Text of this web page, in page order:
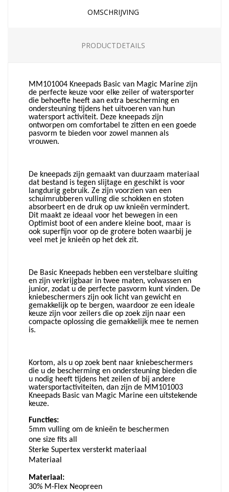
OMSCHRIJVING
PRODUCTDETAILS
MM101004 Kneepads Basic van Magic Marine zijn
de perfecte keuze voor elke zeiler of watersporter
die behoefte heeft aan extra bescherming en
ondersteuning tijdens het uitvoeren van hun
watersport activiteit. Deze kneepads zijn
ontworpen om comfortabel te zitten en een goede
pasvorm te bieden voor zowel mannen als
vrouwen.
De kneepads zijn gemaakt van duurzaam materiaal
dat bestand is tegen slijtage en geschikt is voor
langdurig gebruik. Ze zijn voorzien van een
schuimrubberen vulling die schokken en stoten
absorbeert en de druk op uw knieën vermindert.
Dit maakt ze ideaal voor het bewegen in een
Optimist boot of een andere kleine boot, maar is
ook superfijn voor op de grotere boten waarbij je
veel met je knieën op het dek zit.
De Basic Kneepads hebben een verstelbare sluiting
en zijn verkrijgbaar in twee maten, volwassen en
junior, zodat u de perfecte pasvorm kunt vinden. De
kniebeschermers zijn ook licht van gewicht en
gemakkelijk op te bergen, waardoor ze een ideale
keuze zijn voor zeilers die op zoek zijn naar een
compacte oplossing die gemakkelijk mee te nemen
is.
Kortom, als u op zoek bent naar kniebeschermers
die u de bescherming en ondersteuning bieden die
u nodig heeft tijdens het zeilen of bij andere
watersportactiviteiten, dan zijn de MM101003
Kneepads Basic van Magic Marine een uitstekende
keuze.
Functies:
5mm vulling om de knieën te beschermen
one size fits all
Sterke Supertex versterkt materiaal
Materiaal
Materiaal:
30% M-Flex Neopreen